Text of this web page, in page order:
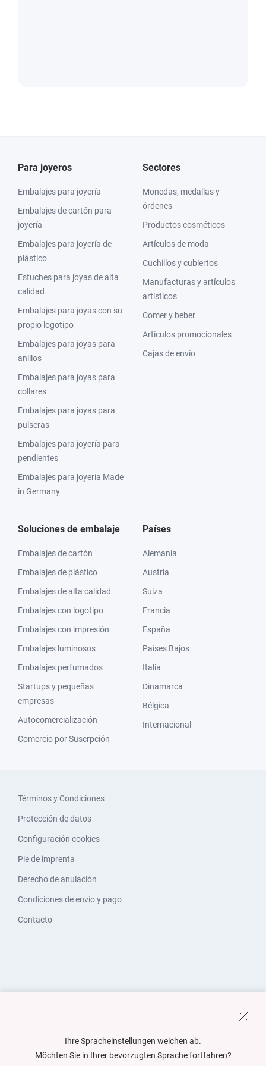
Para joyeros
Embalajes para joyería
Embalajes de cartón para
joyería
Embalajes para joyería de
plástico
Estuches para joyas de alta
calidad
Embalajes para joyas con su
propio logotipo
Embalajes para joyas para
anillos
Embalajes para joyas para
collares
Embalajes para joyas para
pulseras
Embalajes para joyería para
pendientes
Embalajes para joyería Made
in Germany
Sectores
Monedas, medallas y
órdenes
Productos cosméticos
Artículos de moda
Cuchillos y cubiertos
Manufacturas y artículos
artísticos
Comer y beber
Artículos promocionales
Cajas de envío
Soluciones de embalaje
Embalajes de cartón
Embalajes de plástico
Embalajes de alta calidad
Embalajes con logotipo
Embalajes con impresión
Embalajes luminosos
Embalajes perfumados
Startups y pequeñas
empresas
Autocomercialización
Comercio por Suscrpción
Países
Alemania
Austria
Suiza
Francia
España
Países Bajos
Italia
Dinamarca
Bélgica
Internacional
Términos y Condiciones
Protección de datos
Configuración cookies
Pie de imprenta
Derecho de anulación
Condiciones de envío y pago
Contacto
Ihre Spracheinstellungen weichen ab.
Möchten Sie in Ihrer bevorzugten Sprache fortfahren?